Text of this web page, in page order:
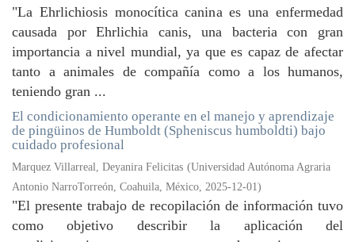
"La Ehrlichiosis monocítica canina es una enfermedad
causada por Ehrlichia canis, una bacteria con gran
importancia a nivel mundial, ya que es capaz de afectar
tanto a animales de compañía como a los humanos,
teniendo gran ...
El condicionamiento operante en el manejo y aprendizaje
de pingüinos de Humboldt (Spheniscus humboldti) bajo
cuidado profesional
Marquez Villarreal, Deyanira Felicitas (Universidad Autónoma Agraria
Antonio NarroTorreón, Coahuila, México, 2025-12-01)
"El presente trabajo de recopilación de información tuvo
como objetivo describir la aplicación del